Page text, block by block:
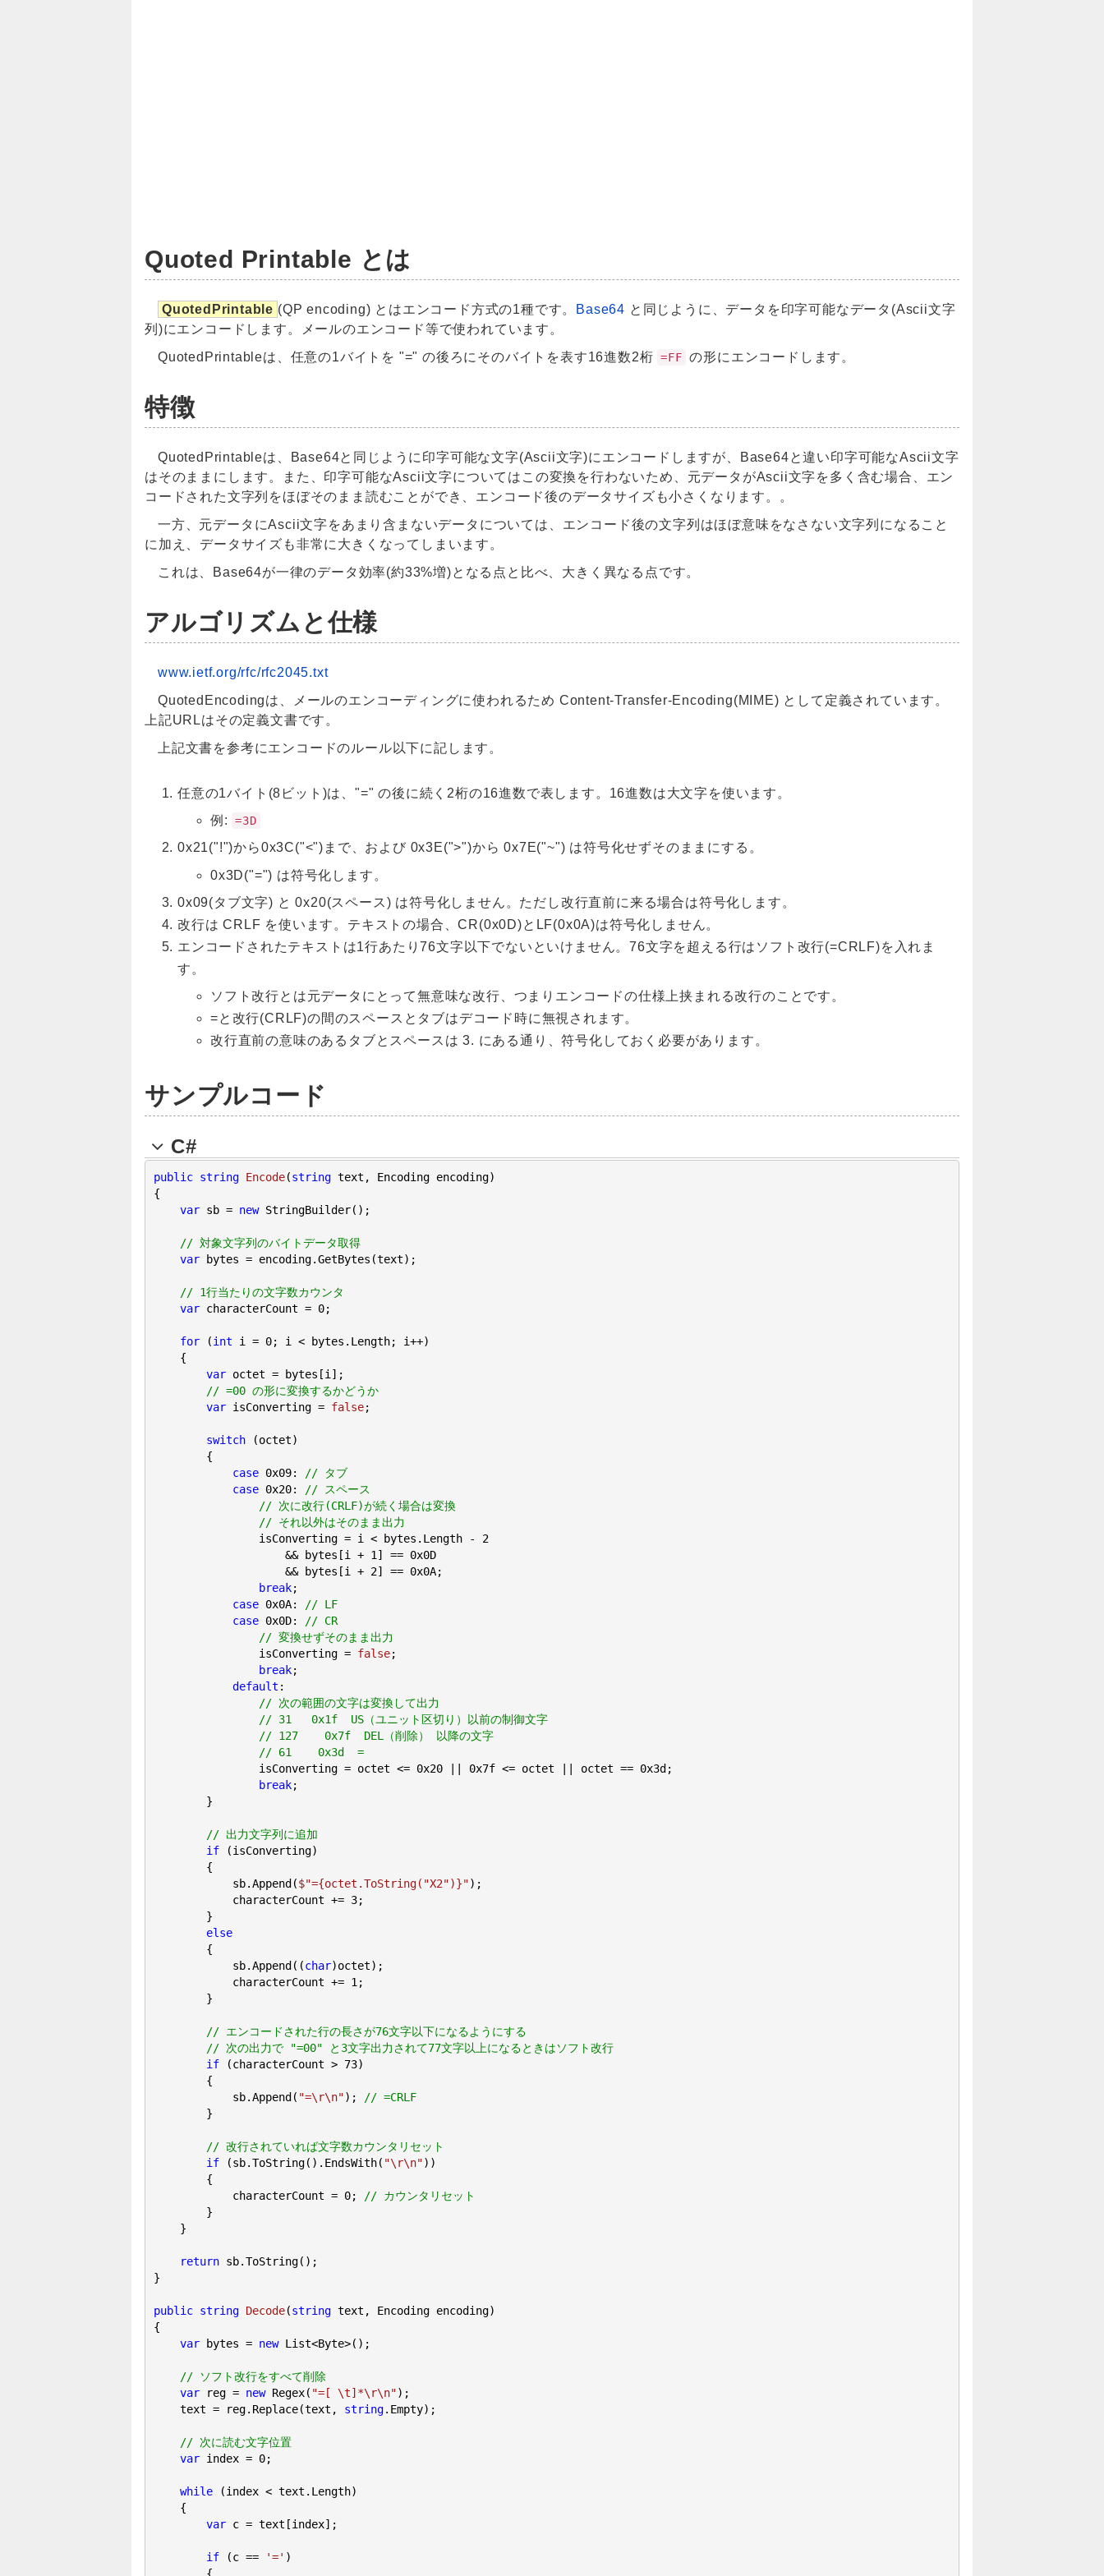
Quoted Printable とは
QuotedPrintable (QP encoding) とはエンコード方式の1種です。 Base64 と同じように、データを印字可能なデータ(Ascii文字
列)にエンコードします。メールのエンコード等で使われています。
QuotedPrintableは、任意の1バイトを "=" の後ろにそのバイトを表す16進数2桁 =FF の形にエンコードします。
特徴
QuotedPrintableは、Base64と同じように印字可能な文字(Ascii文字)にエンコードしますが、Base64と違い印字可能なAscii文字
はそのままにします。また、印字可能なAscii文字についてはこの変換を行わないため、元データがAscii文字を多く含む場合、エン
コードされた文字列をほぼそのまま読むことができ、エンコード後のデータサイズも小さくなります。。
一方、元データにAscii文字をあまり含まないデータについては、エンコード後の文字列はほぼ意味をなさない文字列になること
に加え、データサイズも非常に大きくなってしまいます。
これは、Base64が一律のデータ効率(約33%増)となる点と比べ、大きく異なる点です。
アルゴリズムと仕様
www.ietf.org/rfc/rfc2045.txt
QuotedEncodingは、メールのエンコーディングに使われるため Content-Transfer-Encoding(MIME) として定義されています。
上記URLはその定義文書です。
上記文書を参考にエンコードのルール以下に記します。
任意の1バイト(8ビット)は、"=" の後に続く2桁の16進数で表します。16進数は大文字を使います。
例:
=3D
0x21("!")から0x3C("<")まで、および 0x3E(">")から 0x7E("~") は符号化せずそのままにする。
0x3D("=") は符号化します。
0x09(タブ文字) と 0x20(スペース) は符号化しません。ただし改行直前に来る場合は符号化します。
改行は CRLF を使います。テキストの場合、CR(0x0D)とLF(0x0A)は符号化しません。
エンコードされたテキストは1行あたり76文字以下でないといけません。76文字を超える行はソフト改行(=CRLF)を入れま
す。
ソフト改行とは元データにとって無意味な改行、つまりエンコードの仕様上挟まれる改行のことです。
=と改行(CRLF)の間のスペースとタブはデコード時に無視されます。
改行直前の意味のあるタブとスペースは 3. にある通り、符号化しておく必要があります。
サンプルコード
C#
public string Encode(string text, Encoding encoding
{
var sb = new StringBuilder();
// 対象文字列のバイトデータ取得
var bytes = encoding.GetBytes(text);
// 1行当たりの文字数カウンタ
var characterCount = 0;
for (int i = 0; i < bytes.Length; i++)
    {
var octet = bytes[i];
// =00 の形に変換するかどうか
var isConverting = false;
switch (octet)
        {
case 0x09:
// タブ
case 0x20:
// スペース
// 次に改行(CRLF)が続く場合は変換
// それ以外はそのまま出力
                isConverting = i < bytes.Length -
2
                    && bytes[i +
1 ] == 0x0D
                    && bytes[i +
2] == 0x0A;
break;
case 0x0A:
// LF
case 0x0D:
// CR
// 変換せずそのまま出力
                isConverting =
false;
break;
default :
// 次の範囲の文字は変換して出力
// 31   0x1f  US（ユニット区切り）以前の制御文字
// 127    0x7f  DEL（削除） 以降の文字
// 61    0x3d  =
                isConverting = octet <=
0x20 || 0x7f <= octet || octet == 0x3d ;
break;
        }
// 出力文字列に追加
if (isConverting)
        {
            sb.Append(
$"={octet.ToString( "X2")}");
            characterCount +=
3;
        }
else
        {
            sb.Append((
char)octet);
            characterCount +=
1 ;
        }
// エンコードされた行の長さが76文字以下になるようにする
// 次の出力で "=00" と3文字出力されて77文字以上になるときはソフト改行
if (characterCount > 73)
        {
            sb.Append(
"=\r\n");
// =CRLF
        }
// 改行されていれば文字数カウンタリセット
if (sb.ToString().EndsWith( "\r\n"))
        {
            characterCount =
0;
// カウンタリセット
        }
    }
return sb.ToString();
}
public string Decode(string text, Encoding encoding
{
var bytes = new List<Byte>();
// ソフト改行をすべて削除
var reg = new Regex( "=[ \t]*\r\n");
    text = reg.Replace(text,
string.Empty);
// 次に読む文字位置
var index = 0;
while (index < text.Length)
    {
var c = text[index];
if (c == '=' )
        {